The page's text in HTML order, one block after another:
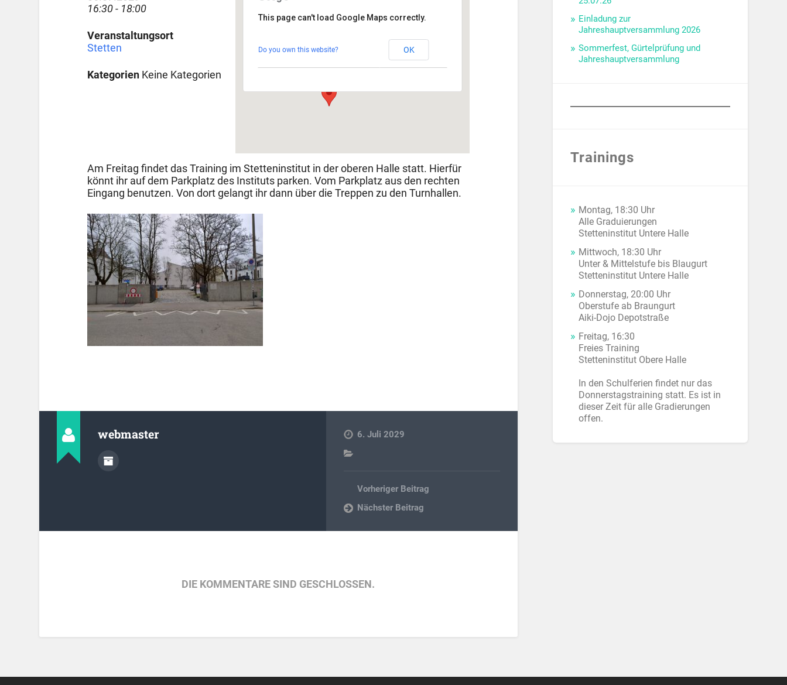
Veranstaltungen
This page can't load Google Maps correctly.
Do you own this website? OK
16:30 - 18:00
Veranstaltungsort
Stetten
KategorienKeine Kategorien
Am Freitag findet das Training im Stetteninstitut in der oberen Halle statt. Hierfür
könnt ihr auf dem Parkplatz des Instituts parken. Vom Parkplatz aus den rechten
Eingang benutzen. Von dort gelangt ihr dann über die Treppen zu den Turnhallen.
webmaster 6. Juli 2029
Vorheriger Beitrag
Nächster Beitrag
DIE KOMMENTARE SIND GESCHLOSSEN.
Einladung zur
Jahreshauptversammlung 2026
Sommerfest, Gürtelprüfung und
Jahreshauptversammlung
Trainings
Montag, 18:30 Uhr
Alle Graduierungen
Stetteninstitut Untere Halle
Mittwoch, 18:30 Uhr
Unter & Mittelstufe bis Blaugurt
Stetteninstitut Untere Halle
Donnerstag, 20:00 Uhr
Oberstufe ab Braungurt
Aiki-Dojo Depotstraße
Freitag, 16:30
Freies Training
Stetteninstitut Obere Halle
In den Schulferien findet nur das
Donnerstagstraining statt. Es ist in
dieser Zeit für alle Gradierungen
offen.